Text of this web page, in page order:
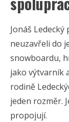
Jonáš
neuzavřeli do
snowboardu,
jako výtvarník
rodině
jeden rozměr.
propojují.